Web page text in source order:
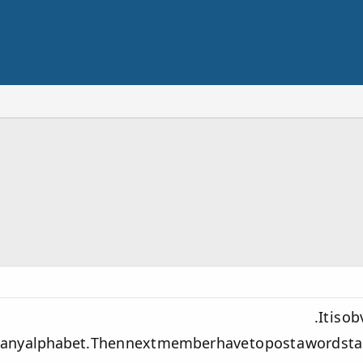
It is
alphabet. Then next member have to post a word